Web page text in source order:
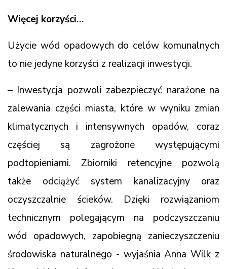
Więcej korzyści…
Użycie wód opadowych do celów komunalnych
to nie jedyne korzyści z realizacji inwestycji.
– Inwestycja pozwoli zabezpieczyć narażone na
zalewania części miasta, które w wyniku zmian
klimatycznych i intensywnych opadów, coraz
częściej są zagrożone występującymi
podtopieniami. Zbiorniki retencyjne pozwolą
także odciążyć system kanalizacyjny oraz
oczyszczalnie ścieków. Dzięki rozwiązaniom
technicznym polegającym na podczyszczaniu
wód opadowych, zapobiegną zanieczyszczeniu
środowiska naturalnego - wyjaśnia Anna Wilk z